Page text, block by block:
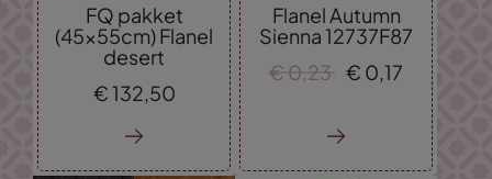
FQ pakket
(45x55cm) Flanel
desert
€132,50
Flanel Autumn
Sienna 12737F87
€ 0,23 € 0,17